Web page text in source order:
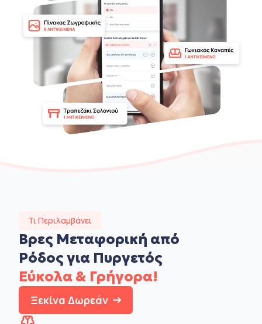
Τι Περιλαμβάνει
Βρες Μεταφορική από
Ρόδος για Πυργετός
Εύκολα & Γρήγορα!
Ξεκίνα Δωρεάν